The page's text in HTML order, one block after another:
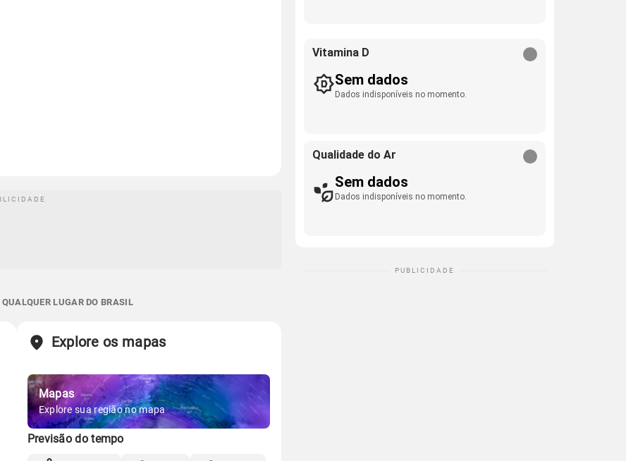
LUGAR DO BRASIL
Explore os mapas
Mapas
Explore sua região no mapa
Previsão do tempo
Vitamina D
Sem dados
Dados indisponíveis no momento.
Qualidade do Ar
Sem dados
Dados indisponíveis no momento.